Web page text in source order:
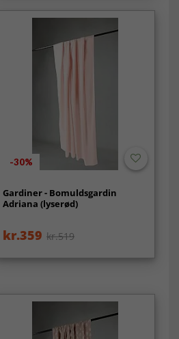
-30%
Gardiner - Bomuldsgardin
Adriana (lyserød)
kr.359 kr.519